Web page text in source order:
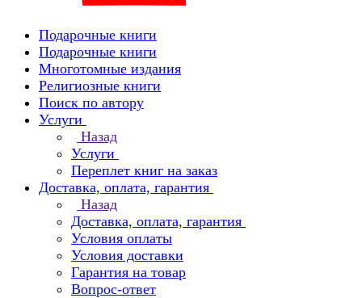
Подарочные книги
Подарочные книги
Многотомные издания
Религиозные книги
Поиск по автору
Услуги
Назад
Услуги
Переплет книг на заказ
Доставка, оплата, гарантия
Назад
Доставка, оплата, гарантия
Условия оплаты
Условия доставки
Гарантия на товар
Вопрос-ответ